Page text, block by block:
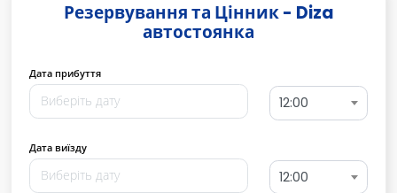
Резервування та Цінник - Diza
автостоянка
Дата прибуття
12:00
Дата виїзду
12:00